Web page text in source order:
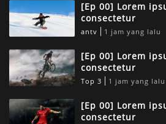
[Ep 00] Lorem
consectetur
antv 1 jam yang lalu
[Ep 00] Lorem
consectetur
Top 3 1 jam yang lalu
[Ep 00] Lorem
consectetur